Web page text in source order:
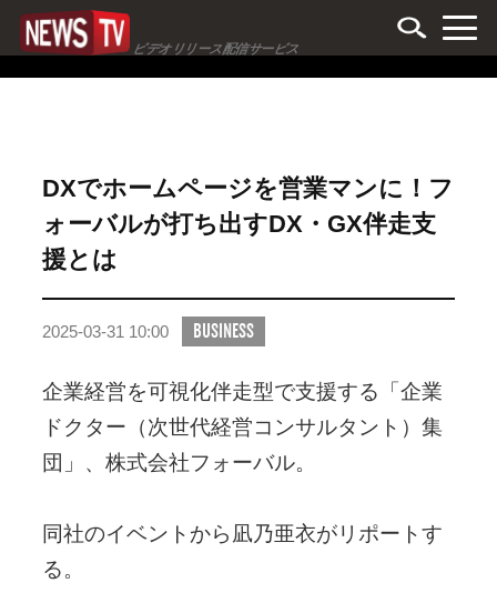
ビデオリリース配信サービス
DXでホームページを営業マンに！フ
ォーバルが打ち出すDX・GX伴走支
援とは
2025-03-31 10:00 BUSINESS
企業経営を可視化伴走型で支援する「企業
ドクター（次世代経営コンサルタント）集
団」、株式会社フォーバル。
同社のイベントから凪乃亜衣がリポートす
る。